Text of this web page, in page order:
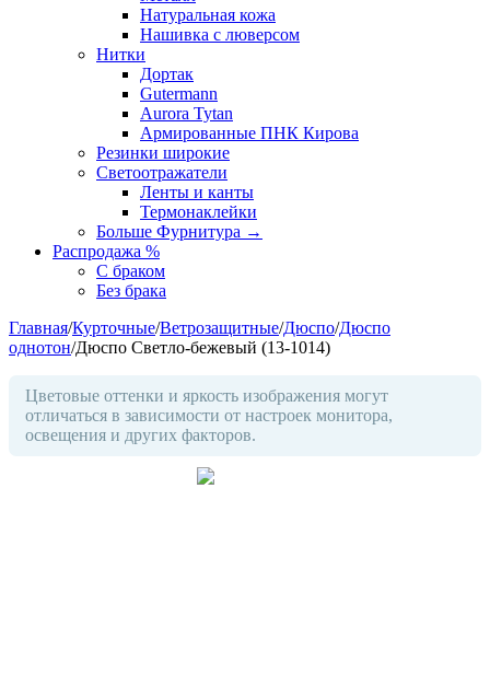
Натуральная кожа
Нашивка с люверсом
Нитки
Дортак
Gutermann
Aurora Tytan
Армированные ПНК Кирова
Резинки широкие
Светоотражатели
Ленты и канты
Термонаклейки
Больше Фурнитура →
Распродажа %
С браком
Без брака
Главная/Курточные/Ветрозащитные/Дюспо/Дюспо
однотон/Дюспо Светло-бежевый (13-1014)
Цветовые оттенки и яркость изображения могут
отличаться в зависимости от настроек монитора,
освещения и других факторов.